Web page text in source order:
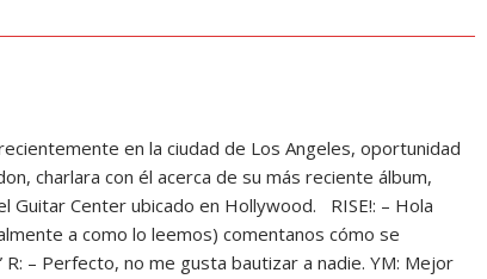
en la ciudad de Los Angeles, oportunidad
charlara con él acerca de su más reciente álbum,
Guitar Center ubicado en Hollywood. RISE!: – Hola
a como lo leemos) comentanos cómo se
– Perfecto, no me gusta bautizar a nadie. YM: Mejor